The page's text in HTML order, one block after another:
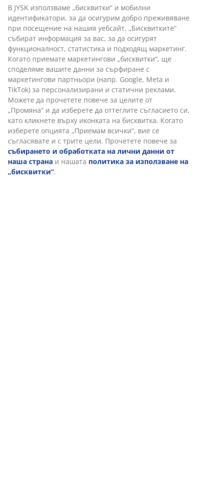
По-скъпите модели имат допълнителни
функции. Те могат да се предлагат с тапицерия
от изкуствена кожа, допълнителни аксесоари и
множество приятни детайли.
По-скъпите модели изглеждат по-добре и
впечатляват.
В JYSK използваме „бисквитки“ и мобилни
идентификатори, за да осигурим добро преживяване
при посещение на нашия уебсайт. „Бисквитките“
събират информация за вас, за да осигурят
функционалност, статистика и подходящ маркетинг.
Когато приемате маркетингови „бисквитки“, ще
споделяме вашите данни за сърфиране с
маркетингови партньори (напр. Google, Meta и
TikTok) за персонализирани и статични реклами.
Можете да прочетете повече за целите от
„Промяна“ и да изберете да оттеглите съгласието си,
като кликнете върху иконката на бисквитка. Когато
изберете опцията „Приемам всички“, вие се
съгласявате и с трите цели. Прочетете повече за
събирането и обработката на лични данни от
наша страна и нашата политика за използване на
„бисквитки“.